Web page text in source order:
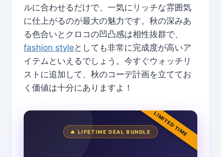
ルに合わせるだけで、一気にリッチな雰囲気
に仕上がるのが最大の魅力です。秋の深みあ
る色合いとクロコの凹凸感は相性抜群で、
fashion style としても非常に完成度が高いア
イテムといえるでしょう。今すぐウォッチリ
ストに追加して、秋のコーデ計画を立ててお
く価値は十分にありますよ！
LIMITED TIME
🔥 LIFETIME DEAL BUNDLE